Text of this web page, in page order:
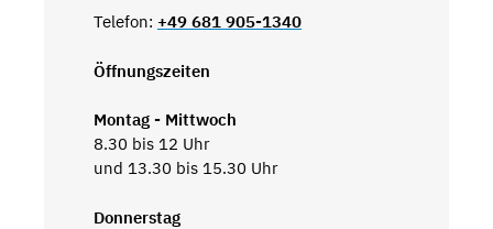
Telefon: +49 681 905-1340
Öffnungszeiten
Montag - Mittwoch
8.30 bis 12 Uhr
und 13.30 bis 15.30 Uhr
Donnerstag